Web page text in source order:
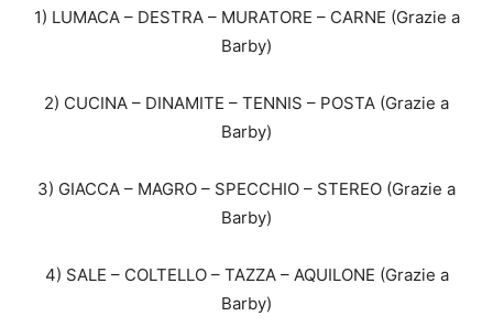
1) LUMACA – DESTRA – MURATORE – CARNE (Grazie a
Barby)
2) CUCINA – DINAMITE – TENNIS – POSTA (Grazie a
Barby)
3) GIACCA – MAGRO – SPECCHIO – STEREO (Grazie a
Barby)
4) SALE – COLTELLO – TAZZA – AQUILONE (Grazie a
Barby)